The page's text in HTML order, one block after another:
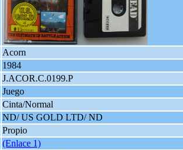
Acorn
1984
J.ACOR.C.0199.P
Juego
Cinta/Normal
ND/ US GOLD LTD/ ND
Propio
(Enlace 1)